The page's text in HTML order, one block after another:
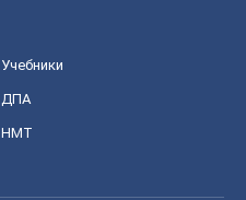
Учебники
ДПА
НМТ